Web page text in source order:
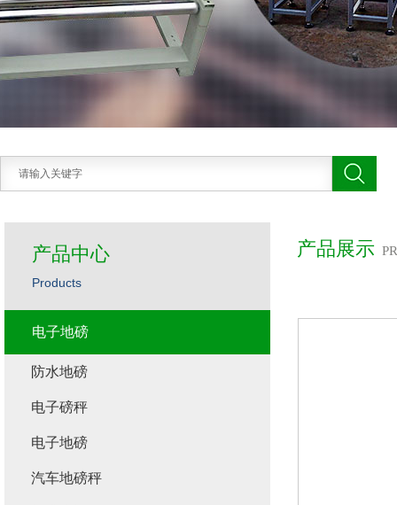
产品展示
产品中心
Products
电子地磅
防水地磅
电子磅秤
电子地磅
汽车地磅秤